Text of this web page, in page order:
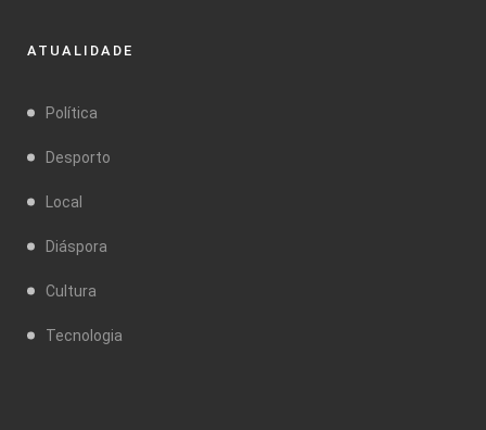
ATUALIDADE
Política
Desporto
Local
Diáspora
Cultura
Tecnologia